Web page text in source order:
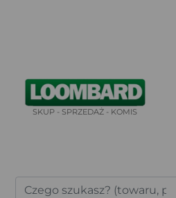
SKUP - SPRZEDAŻ - KOMIS